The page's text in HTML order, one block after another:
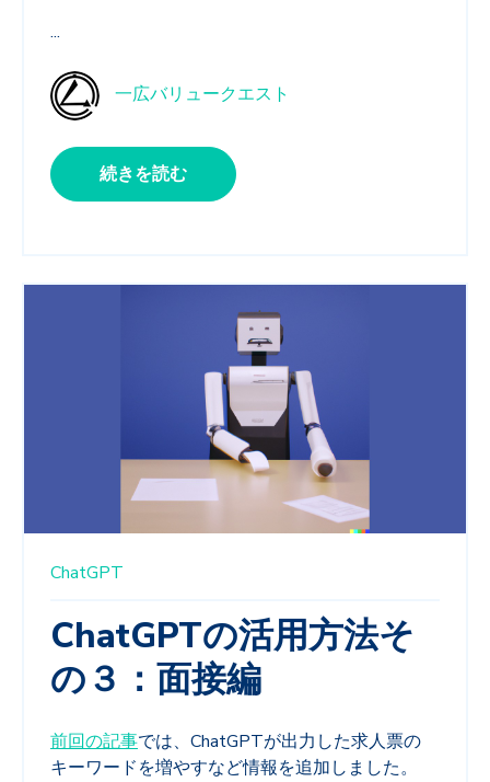
...
一広バリュークエスト
続きを読む
ChatGPT
ChatGPTの活用方法そ
の３：面接編
前回の記事では、ChatGPTが出力した求人票の
キーワードを増やすなど情報を追加しました。